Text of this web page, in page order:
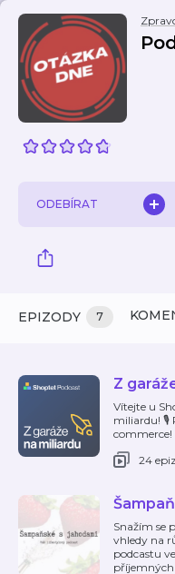
ODEBÍRAT
EPIZODY 7
Z
Vítejte u
miliardu! 🎙️
commerce!
24
Snažím se
vhledy na
podcastu